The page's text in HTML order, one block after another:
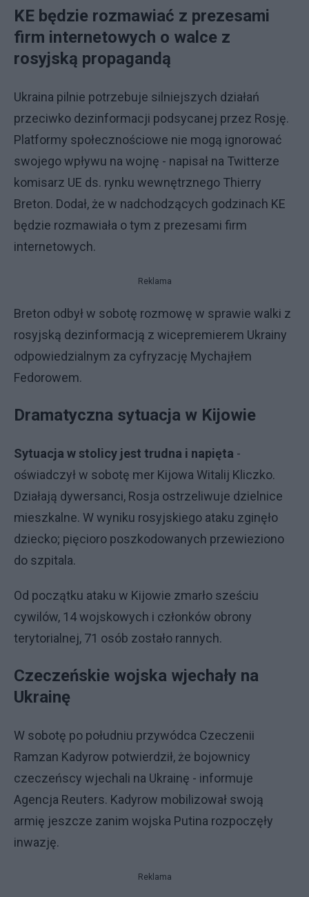
KE będzie rozmawiać z prezesami
firm internetowych o walce z
rosyjską propagandą
Ukraina pilnie potrzebuje silniejszych działań
przeciwko dezinformacji podsycanej przez Rosję.
Platformy społecznościowe nie mogą ignorować
swojego wpływu na wojnę - napisał na Twitterze
komisarz UE ds. rynku wewnętrznego Thierry
Breton. Dodał, że w nadchodzących godzinach KE
będzie rozmawiała o tym z prezesami firm
internetowych.
Reklama
Breton odbył w sobotę rozmowę w sprawie walki z
rosyjską dezinformacją z wicepremierem Ukrainy
odpowiedzialnym za cyfryzację Mychajłem
Fedorowem.
Dramatyczna sytuacja w Kijowie
Sytuacja w stolicy jest trudna i napięta -
oświadczył w sobotę mer Kijowa Witalij Kliczko.
Działają dywersanci, Rosja ostrzeliwuje dzielnice
mieszkalne. W wyniku rosyjskiego ataku zginęło
dziecko; pięcioro poszkodowanych przewieziono
do szpitala.
Od początku ataku w Kijowie zmarło sześciu
cywilów, 14 wojskowych i członków obrony
terytorialnej, 71 osób zostało rannych.
Czeczeńskie wojska wjechały na
Ukrainę
W sobotę po południu przywódca Czeczenii
Ramzan Kadyrow potwierdził, że bojownicy
czeczeńscy wjechali na Ukrainę - informuje
Agencja Reuters. Kadyrow mobilizował swoją
armię jeszcze zanim wojska Putina rozpoczęły
inwazję.
Reklama